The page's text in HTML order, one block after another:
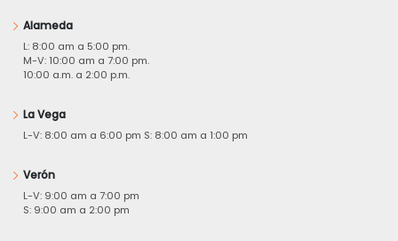
Alameda
L: 8:00 am a 5:00 pm.
M-V: 10:00 am a 7:00 pm.
10:00 a.m. a 2:00 p.m.
La Vega
L-V: 8:00 am a 6:00 pm S: 8:00 am a 1:00 pm
Verón
L-V: 9:00 am a 7:00 pm
S: 9:00 am a 2:00 pm